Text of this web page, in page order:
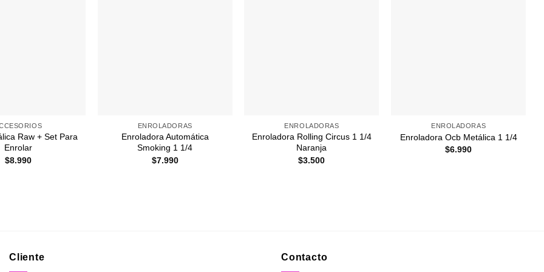
Raw + Set Para
Enrolar
$8.990
ENROLADORAS
Enroladora Automática
Smoking 1 1/4
$7.990
ENROLADORAS
Enroladora Rolling Circus 1 1/4
Naranja
$3.500
ENROLADORAS
Enroladora Ocb Metálica 1 1/4
$6.990
Cliente Contacto